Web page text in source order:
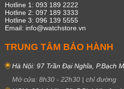
Hotline 1: 093 189 2222
Hotline 2: 097 189 3333
Hotline 3: 096 139 5555
Email: info@watchstore.vn
TRUNG TÂM BẢO HÀNH
Hà Nội: 97 Trần Đại Nghĩa, P.Bạch
Mở cửa: 8h30 - 22h30 | chỉ đường